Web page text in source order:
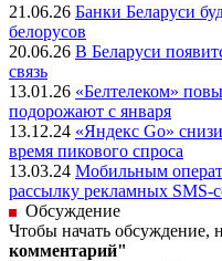
21.06.26 Банки Беларуси
белорусов
20.06.26 В Беларуси
связь
13.01.26 «Белтелеком»
подорожают с января
13.12.24 «Яндекс Go»
время пикового спроса
13.03.24 Мобильным
рассылку рекламных SMS-
Обсуждение
Чтобы начать обсуждение,
комментарий"